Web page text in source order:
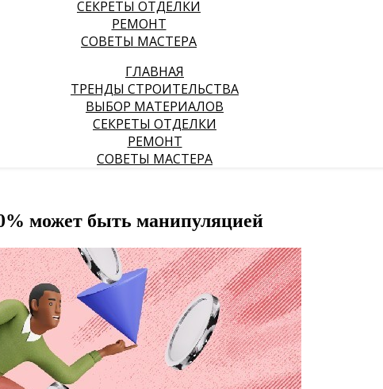
СЕКРЕТЫ ОТДЕЛКИ
РЕМОНТ
СОВЕТЫ МАСТЕРА
ГЛАВНАЯ
ТРЕНДЫ СТРОИТЕЛЬСТВА
ВЫБОР МАТЕРИАЛОВ
СЕКРЕТЫ ОТДЕЛКИ
РЕМОНТ
СОВЕТЫ МАСТЕРА
может быть манипуляцией